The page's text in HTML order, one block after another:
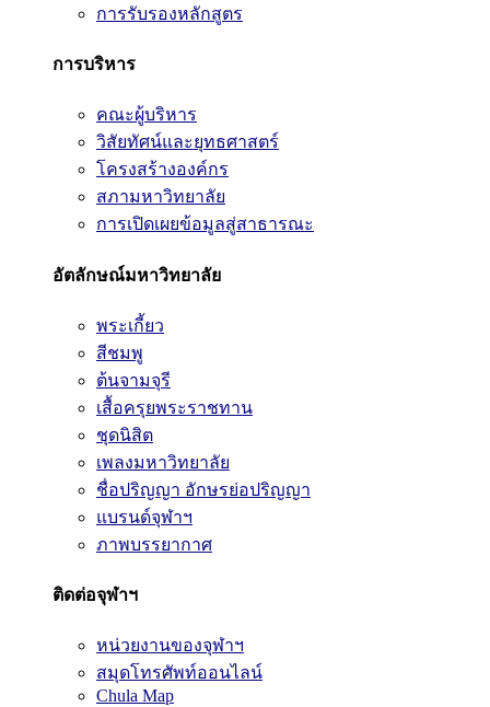
การรับรองหลักสูตร
การบริหาร
คณะผู้บริหาร
วิสัยทัศน์และยุทธศาสตร์
โครงสร้างองค์กร
สภามหาวิทยาลัย
การเปิดเผยข้อมูลสู่สาธารณะ
อัตลักษณ์มหาวิทยาลัย
พระเกี้ยว
สีชมพู
ต้นจามจุรี
เสื้อครุยพระราชทาน
ชุดนิสิต
เพลงมหาวิทยาลัย
ชื่อปริญญา อักษรย่อปริญญา
แบรนด์จุฬาฯ
ภาพบรรยากาศ
ติดต่อจุฬาฯ
หน่วยงานของจุฬาฯ
สมุดโทรศัพท์ออนไลน์
Chula Map